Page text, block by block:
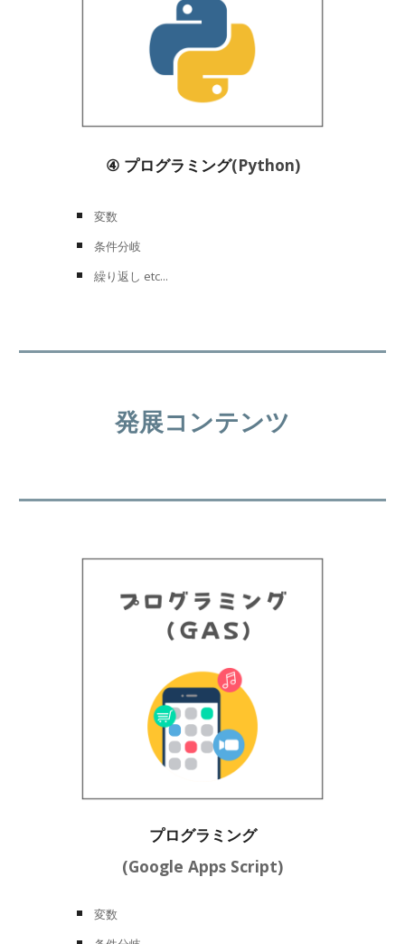
④ プログラミング(Python)
変数
条件分岐
繰り返し etc...
発展コンテンツ
プログラミング
(Google Apps Script)
変数